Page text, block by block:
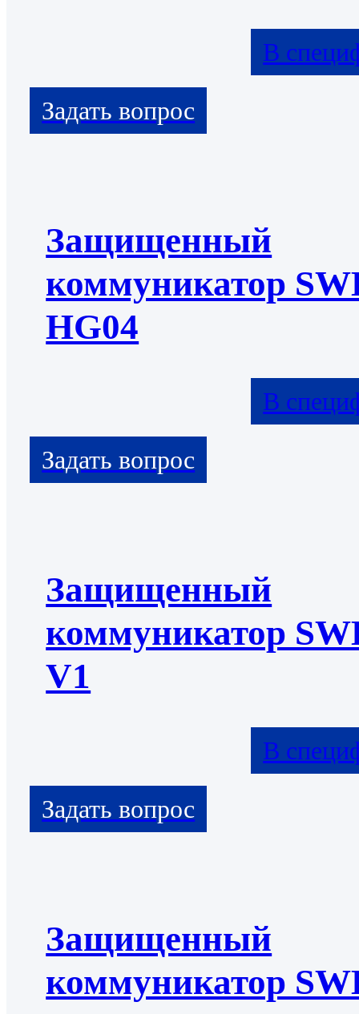
В
Защищенный
коммуникатор
HG04
В
Защищенный
коммуникатор
V1
В
Защищенный
коммуникатор